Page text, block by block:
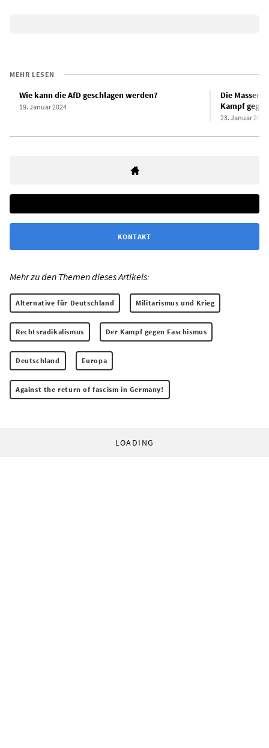
MEHR LESEN
Wie kann die AfD geschlagen werden?
19. Januar 2024
Die
Kampf
23. Januar 2024
KONTAKT
Mehr zu den Themen dieses Artikels:
Alternative für Deutschland Militarismus und Krieg
Rechtsradikalismus Der Kampf gegen Faschismus
Deutschland Europa
Against the return of fascism in Germany!
LOADING